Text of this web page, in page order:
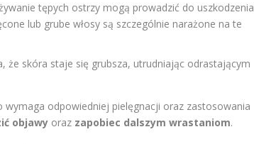
tępych ostrzy mogą prowadzić do uszkodzenia
lub grube włosy są szczególnie narażone na te
że skóra staje się grubsza, utrudniając odrastającym
odpowiedniej pielęgnacji oraz zastosowania
objawy oraz zapobiec dalszym wrastaniom.